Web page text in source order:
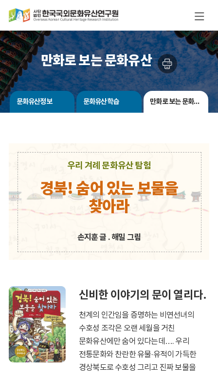
만화로 보는 문화유산
문화유산정보 문화유산학습 만화로 보는 문화유산
우리 겨례 문화유산 탐험
경북! 숨어 있는 보물을
찾아라
손지훈 글 . 해밀 그림
신비한 이야기의 문이 열리다.
천계의 인간임을 증명하는 비연선녀의
수호성 조각은 오랜 세월을 거친
문화유산에만 숨어 있다는데…. 우리
전통문화와 찬란한 유물·유적이 가득한
경상북도로 수호성 그리고 진짜 보물을